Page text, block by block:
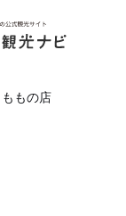
ももの店